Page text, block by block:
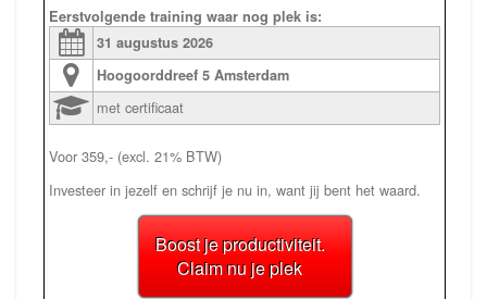
Eerstvolgende training waar nog plek is:
31 augustus2026
Hoogoorddreef 5Amsterdam
met certificaat
Voor 359,- (excl. 21% BTW)
Investeer in jezelf en schrijf je nu in, want jij bent het waard.
Boost je productiviteit.
Claim nu je plek